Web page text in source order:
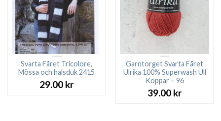
Svarta Fåret Tricolore,
Mössa och halsduk 2415
29.00 kr
Garntorget Svarta Fåret
Ulrika 100% Superwash Ull
Koppar – 96
39.00 kr